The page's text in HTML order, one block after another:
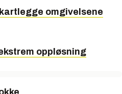
omgivelsene
oppløsning